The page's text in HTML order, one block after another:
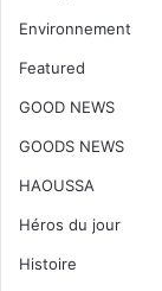
Environnement
Featured
GOOD NEWS
GOODS NEWS
HAOUSSA
Héros du jour
Histoire